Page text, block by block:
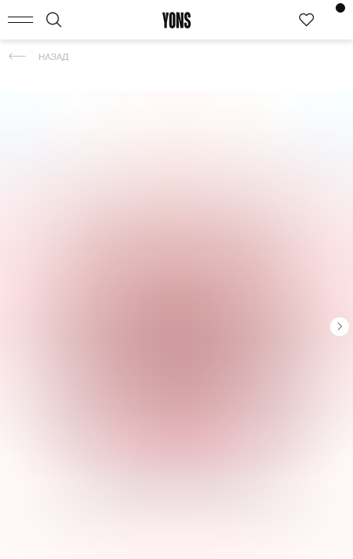
КАТАЛОГ